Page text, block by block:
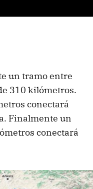
un tramo entre
310 kilómetros.
conectará
Finalmente un
conectará